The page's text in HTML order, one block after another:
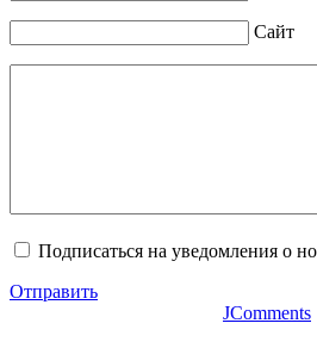
Сайт
Подписаться на уведомления о
Отправить
JComments